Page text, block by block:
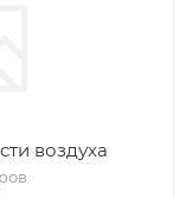
воздуха